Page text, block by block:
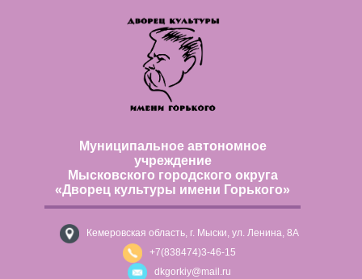
Муниципальное автономное
учреждение
Мысковского городского округа
«Дворец культуры имени Горького»
Кемеровская область, г. Мыски, ул. Ленина, 8А
+7(838474)3-46-15
dkgorkiy@mail.ru